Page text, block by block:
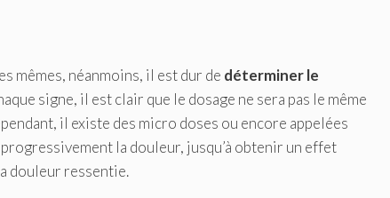
mêmes, néanmoins, il est dur de déterminer le
signe, il est clair que le dosage ne sera pas le même
il existe des micro doses ou encore appelées
la douleur, jusqu’à obtenir un effet
douleur ressentie.